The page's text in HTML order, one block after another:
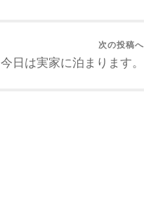
次の投稿へ
今日は実家に泊まります。